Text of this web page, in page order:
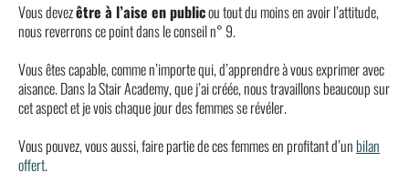
Vous devezêtre à l’aise en publicou tout du moins en avoir l’attitude,
nous reverrons ce point dans le conseil n° 9.
Vous êtes capable, comme n’importe qui, d’apprendre à vous exprimer avec
aisance. Dans la Stair Academy, que j’ai créée, nous travaillons beaucoup sur
cet aspect et je vois chaque jour des femmes se révéler.
Vous pouvez, vous aussi, faire partie de ces femmes en profitant d’un bilan
offert.